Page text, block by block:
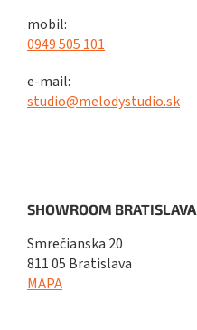
mobil:
0949 505 101
e-mail:
studio@melodystudio.sk
SHOWROOM BRATISLAVA
Smrečianska 20
811 05 Bratislava
MAPA